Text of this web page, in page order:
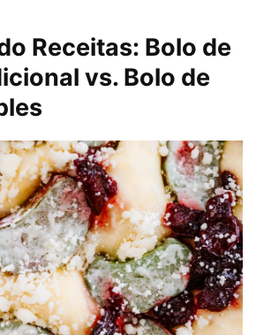
Receitas: Bolo de
vs. Bolo de